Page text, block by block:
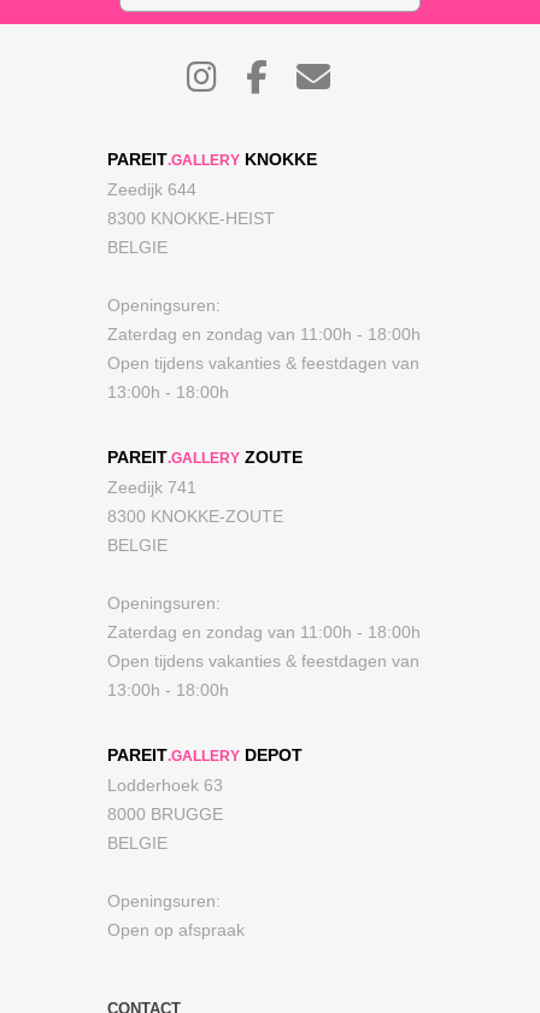
PAREIT.GALLERY KNOKKE
Zeedijk 644
8300 KNOKKE-HEIST
BELGIE
Openingsuren:
Zaterdag en zondag van 11:00h - 18:00h
Open tijdens vakanties & feestdagen van
13:00h - 18:00h
PAREIT.GALLERY ZOUTE
Zeedijk 741
8300 KNOKKE-ZOUTE
BELGIE
Openingsuren:
Zaterdag en zondag van 11:00h - 18:00h
Open tijdens vakanties & feestdagen van
13:00h - 18:00h
PAREIT.GALLERY DEPOT
Lodderhoek 63
8000 BRUGGE
BELGIE
Openingsuren:
Open op afspraak
CONTACT